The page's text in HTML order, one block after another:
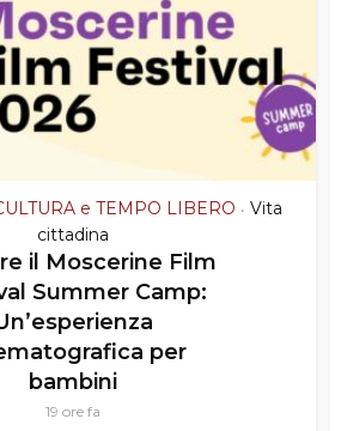
e TEMPO LIBERO • Vita
cittadina
il Moscerine Film
Summer Camp:
per
bambini
19 ore fa